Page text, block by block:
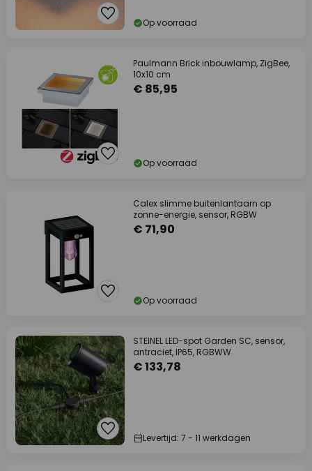
Op voorraad
Paulmann Brick inbouwlamp, ZigBee,
10x10 cm
€ 85,95
Op voorraad
Calex slimme buitenlantaarn op
zonne-energie, sensor, RGBW
€ 71,90
Op voorraad
STEINEL LED-spot Garden SC, sensor,
antraciet, IP65, RGBWW
€ 133,78
Levertijd: 7 - 11 werkdagen